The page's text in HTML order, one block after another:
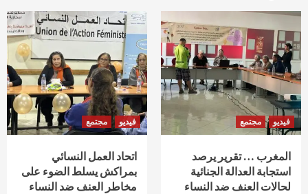
فيديو مجتمع
المغرب … تقرير يرصد
استجابة العدالة الجنائية
لحالات العنف ضد النساء
فيديو مجتمع
اتحاد العمل النسائي
بمراكش يسلط الضوء على
مخاطر العنف ضد النساء